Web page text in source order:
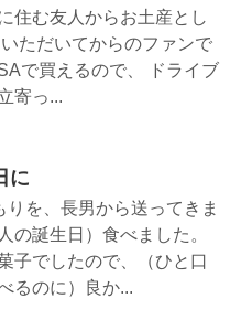
住む友人からお土産とし
ただいてからのファンで
で買えるので、 ドライブ
寄っ...
に
りを、長男から送ってきま
の誕生日）食べました。
子でしたので、（ひと口
るのに）良か...